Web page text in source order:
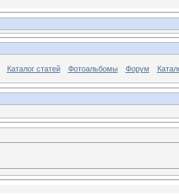
Каталог статей Фотоальбомы Форум